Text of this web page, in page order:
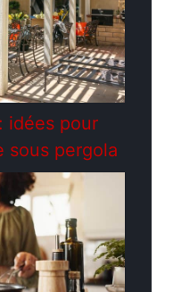
idées pour
sous pergola